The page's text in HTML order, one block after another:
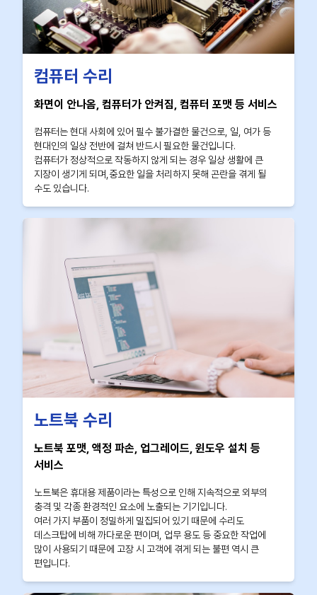
컴퓨터 수리
화면이 안나옴, 컴퓨터가 안켜짐, 컴퓨터 포맷 등 서비스
컴퓨터는 현대 사회에 있어 필수 불가결한 물건으로, 일, 여가 등
현대인의 일상 전반에 걸쳐 반드시 필요한 물건입니다.
컴퓨터가 정상적으로 작동하지 않게 되는 경우 일상 생활에 큰
지장이 생기게 되며,중요한 일을 처리하지 못해 곤란을 겪게 될
수도 있습니다.
노트북 수리
노트북 포맷, 액정 파손, 업그레이드, 윈도우 설치 등
서비스
노트북은 휴대용 제품이라는 특성으로 인해 지속적으로 외부의
충격 및 각종 환경적인 요소에 노출되는 기기입니다.
여러 가지 부품이 정밀하게 밀집되어 있기 때문에 수리도
데스크탑에 비해 까다로운 편이며, 업무 용도 등 중요한 작업에
많이 사용되기 때문에 고장 시 고객에 겪게 되는 불편 역시 큰
편입니다.